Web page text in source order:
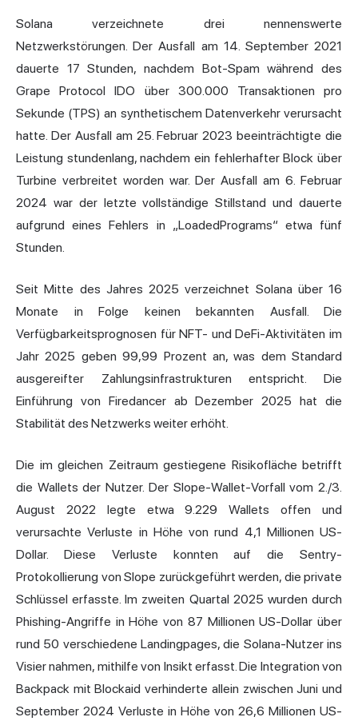
Solana verzeichnete drei nennenswerte
Netzwerkstörungen. Der Ausfall am 14. September 2021
dauerte 17 Stunden, nachdem Bot-Spam während des
Grape Protocol IDO über 300.000 Transaktionen pro
Sekunde (TPS) an synthetischem Datenverkehr verursacht
hatte. Der Ausfall am 25. Februar 2023 beeinträchtigte die
Leistung stundenlang, nachdem ein fehlerhafter Block über
Turbine verbreitet worden war. Der Ausfall am 6. Februar
2024 war der letzte vollständige Stillstand und dauerte
aufgrund eines Fehlers in „LoadedPrograms“ etwa fünf
Stunden.
Seit Mitte des Jahres 2025 verzeichnet Solana über 16
Monate in Folge keinen bekannten Ausfall. Die
Verfügbarkeitsprognosen für NFT- und DeFi-Aktivitäten im
Jahr 2025 geben 99,99 Prozent an, was dem Standard
ausgereifter Zahlungsinfrastrukturen entspricht. Die
Einführung von Firedancer ab Dezember 2025 hat die
Stabilität des Netzwerks weiter erhöht.
Die im gleichen Zeitraum gestiegene Risikofläche betrifft
die Wallets der Nutzer. Der Slope-Wallet-Vorfall vom 2./3.
August 2022 legte etwa 9.229 Wallets offen und
verursachte Verluste in Höhe von rund 4,1 Millionen US-
Dollar. Diese Verluste konnten auf die Sentry-
Protokollierung von Slope zurückgeführt werden, die private
Schlüssel erfasste. Im zweiten Quartal 2025 wurden durch
Phishing-Angriffe in Höhe von 87 Millionen US-Dollar über
rund 50 verschiedene Landingpages, die Solana-Nutzer ins
Visier nahmen, mithilfe von Insikt erfasst. Die Integration von
Backpack mit Blockaid verhinderte allein zwischen Juni und
September 2024 Verluste in Höhe von 26,6 Millionen US-